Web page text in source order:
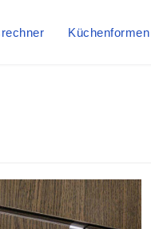
Küchenformen